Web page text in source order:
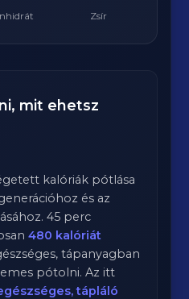
Zsír
mit ehetsz
kalóriák pótlása
és az
45 perc
480 kalóriát
tápanyagban
pótolni. Az itt
tápláló